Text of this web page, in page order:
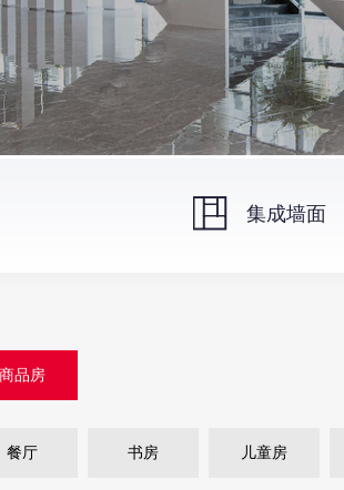
集成墙面
商品房
餐厅 书房 儿童房